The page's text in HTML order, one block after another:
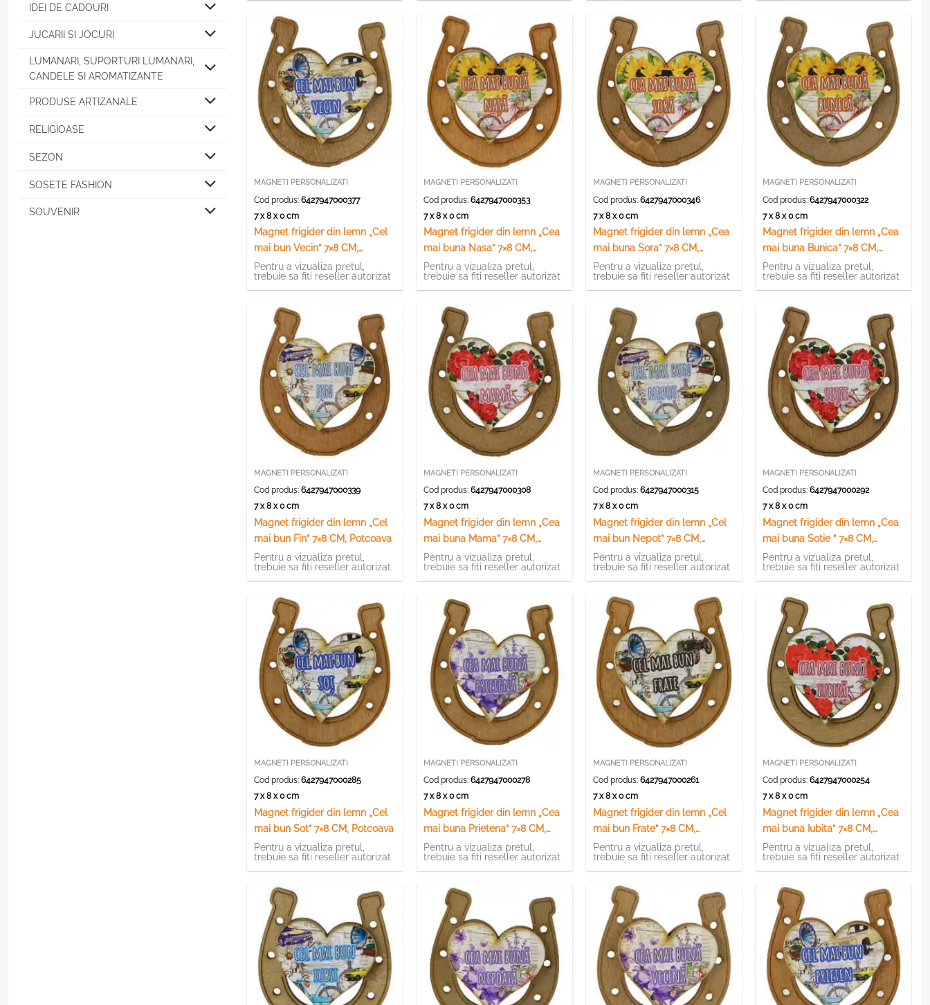
IDEI DE CADOURI
JUCARII SI JOCURI
LUMANARI, SUPORTURI LUMANARI,
CANDELE SI AROMATIZANTE
PRODUSE ARTIZANALE
RELIGIOASE
SEZON
SOSETE FASHION
SOUVENIR
MAGNETI PERSONALIZATI
Cod produs:6427947000377
7 x 8 x 0 cm
Magnet frigider din lemn „Cel
mai bun Vecin” 7×8 CM,
Potcoava
Pentru a vizualiza pretul,
trebuie sa fiti reseller autorizat
MAGNETI PERSONALIZATI
Cod produs:6427947000353
7 x 8 x 0 cm
Magnet frigider din lemn „Cea
mai buna Nasa” 7×8 CM,
Potcoava
Pentru a vizualiza pretul,
trebuie sa fiti reseller autorizat
MAGNETI PERSONALIZATI
Cod produs:6427947000346
7 x 8 x 0 cm
Magnet frigider din lemn „Cea
mai buna Sora” 7×8 CM,
Potcoava
Pentru a vizualiza pretul,
trebuie sa fiti reseller autorizat
MAGNETI PERSONALIZATI
Cod produs:6427947000322
7 x 8 x 0 cm
Magnet frigider din lemn „Cea
mai buna Bunica” 7×8 CM,
Potcoava
Pentru a vizualiza pretul,
trebuie sa fiti reseller autorizat
MAGNETI PERSONALIZATI
Cod produs:6427947000339
7 x 8 x 0 cm
Magnet frigider din lemn „Cel
mai bun Fin” 7×8 CM, Potcoava
Pentru a vizualiza pretul,
trebuie sa fiti reseller autorizat
MAGNETI PERSONALIZATI
Cod produs:6427947000308
7 x 8 x 0 cm
Magnet frigider din lemn „Cea
mai buna Mama” 7×8 CM,
Potcoava
Pentru a vizualiza pretul,
trebuie sa fiti reseller autorizat
MAGNETI PERSONALIZATI
Cod produs:6427947000315
7 x 8 x 0 cm
Magnet frigider din lemn „Cel
mai bun Nepot” 7×8 CM,
Potcoava
Pentru a vizualiza pretul,
trebuie sa fiti reseller autorizat
MAGNETI PERSONALIZATI
Cod produs:6427947000292
7 x 8 x 0 cm
Magnet frigider din lemn „Cea
mai buna Sotie ” 7×8 CM,
Potcoava
Pentru a vizualiza pretul,
trebuie sa fiti reseller autorizat
MAGNETI PERSONALIZATI
Cod produs:6427947000285
7 x 8 x 0 cm
Magnet frigider din lemn „Cel
mai bun Sot” 7×8 CM, Potcoava
Pentru a vizualiza pretul,
trebuie sa fiti reseller autorizat
MAGNETI PERSONALIZATI
Cod produs:6427947000278
7 x 8 x 0 cm
Magnet frigider din lemn „Cea
mai buna Prietena” 7×8 CM,
Potcoava
Pentru a vizualiza pretul,
trebuie sa fiti reseller autorizat
MAGNETI PERSONALIZATI
Cod produs:6427947000261
7 x 8 x 0 cm
Magnet frigider din lemn „Cel
mai bun Frate” 7×8 CM,
Potcoava
Pentru a vizualiza pretul,
trebuie sa fiti reseller autorizat
MAGNETI PERSONALIZATI
Cod produs:6427947000254
7 x 8 x 0 cm
Magnet frigider din lemn „Cea
mai buna Iubita” 7×8 CM,
Potcoava
Pentru a vizualiza pretul,
trebuie sa fiti reseller autorizat